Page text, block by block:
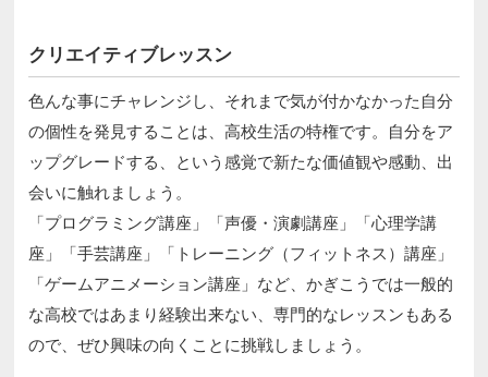
クリエイティブレッスン
色んな事にチャレンジし、それまで気が付かなかった自分
の個性を発見することは、高校生活の特権です。自分をア
ップグレードする、という感覚で新たな価値観や感動、出
会いに触れましょう。
「プログラミング講座」「声優・演劇講座」「心理学講
座」「手芸講座」「トレーニング（フィットネス）講座」
「ゲームアニメーション講座」など、かぎこうでは一般的
な高校ではあまり経験出来ない、専門的なレッスンもある
ので、ぜひ興味の向くことに挑戦しましょう。